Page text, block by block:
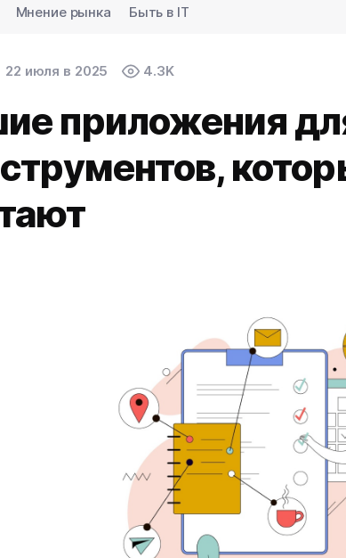
Мнение рынка Быть в IT
22 июля в 2025 4.3K
приложения